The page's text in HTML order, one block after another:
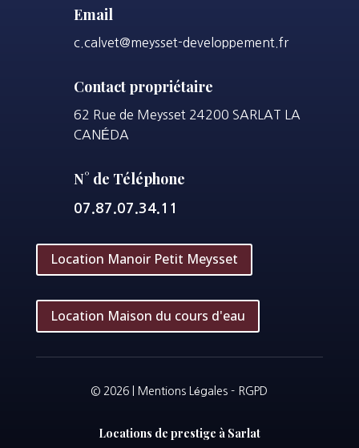
Email
c.calvet@meysset-developpement.fr
Contact propriétaire
62 Rue de Meysset 24200 SARLAT LA
CANÉDA
N° de Téléphone
07.87.07.34.11
Location Manoir Petit Meysset
Location Maison du cours d'eau
© 2026 | Mentions Légales - RGPD
Locations de prestige à Sarlat